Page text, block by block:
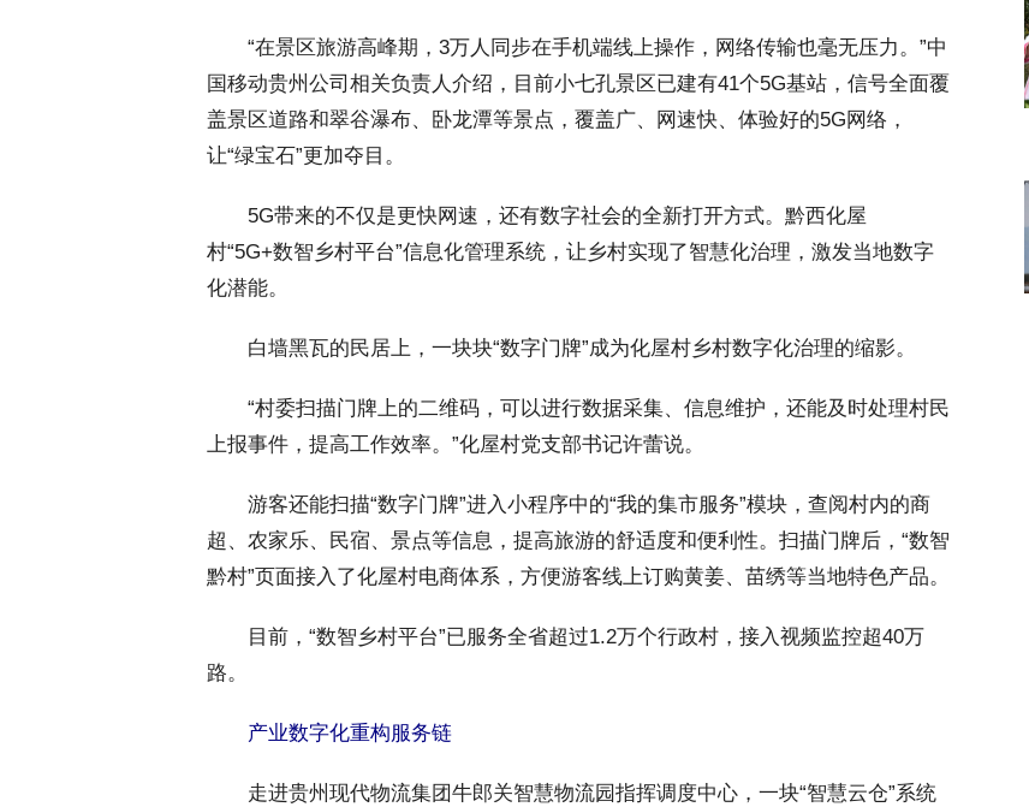
“在景区旅游高峰期，3万人同步在手机端线上操作，网络传输也毫无压力。”中
国移动贵州公司相关负责人介绍，目前小七孔景区已建有41个5G基站，信号全面覆
盖景区道路和翠谷瀑布、卧龙潭等景点，覆盖广、网速快、体验好的5G网络，
让“绿宝石”更加夺目。
5G带来的不仅是更快网速，还有数字社会的全新打开方式。黔西化屋
村“5G+数智乡村平台”信息化管理系统，让乡村实现了智慧化治理，激发当地数字
化潜能。
白墙黑瓦的民居上，一块块“数字门牌”成为化屋村乡村数字化治理的缩影。
“村委扫描门牌上的二维码，可以进行数据采集、信息维护，还能及时处理村民
上报事件，提高工作效率。”化屋村党支部书记许蕾说。
游客还能扫描“数字门牌”进入小程序中的“我的集市服务”模块，查阅村内的商
超、农家乐、民宿、景点等信息，提高旅游的舒适度和便利性。扫描门牌后，“数智
黔村”页面接入了化屋村电商体系，方便游客线上订购黄姜、苗绣等当地特色产品。
目前，“数智乡村平台”已服务全省超过1.2万个行政村，接入视频监控超40万
路。
产业数字化重构服务链
走进贵州现代物流集团牛郎关智慧物流园指挥调度中心，一块“智慧云仓”系统